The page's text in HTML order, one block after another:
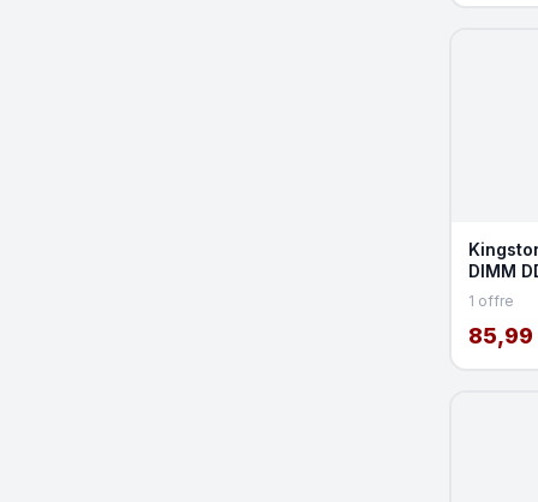
DIMM
CL11
1 offre
85,99